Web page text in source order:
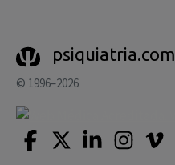
psiquiatria.com
© 1996–2026